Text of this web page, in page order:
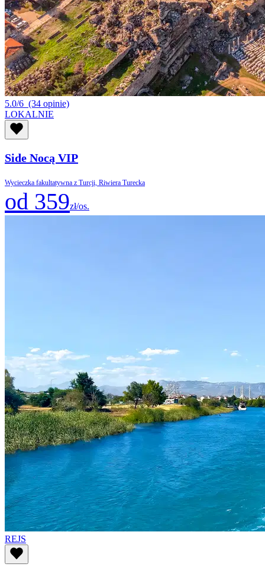
5.0/6 (34 opinie)
LOKALNIE
Side Nocą VIP
Wycieczka fakultatywna z Turcji, Riwiera Turecka
od 359zł/os.
REJS